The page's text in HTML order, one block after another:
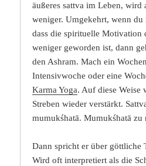
äußeres sattva im Leben, wird
weniger. Umgekehrt, wenn du
dass die spirituelle Motivation
weniger geworden ist, dann
den Ashram. Mach ein
Intensivwoche oder eine
Karma Yoga. Auf diese Weise
Streben wieder verstärkt.
mumukśhatā. Mumukśhatā zu
Dann spricht er über göttliche
Wird oft interpretiert als die